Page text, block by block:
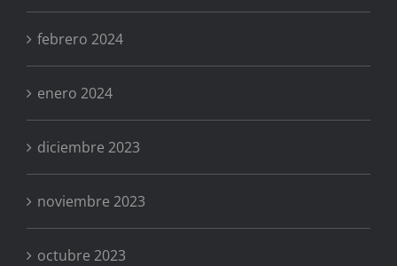
febrero 2024
enero 2024
diciembre 2023
noviembre 2023
octubre 2023